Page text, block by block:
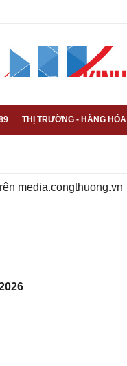
THỊ TRƯỜNG - HÀNG HÓA
media.congthuong.vn